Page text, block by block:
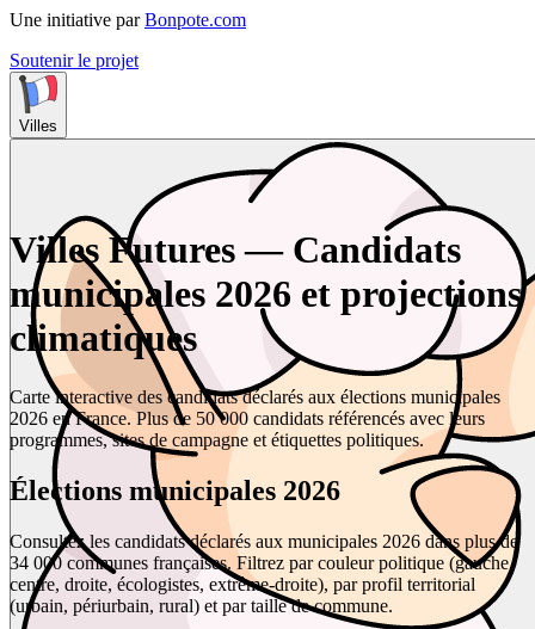
Une initiative par Bonpote.com
Soutenir le projet
Villes
Villes Futures — Candidats
municipales 2026 et projections
climatiques
Carte interactive des candidats déclarés aux élections municipales
2026 en France. Plus de 50 000 candidats référencés avec leurs
programmes, sites de campagne et étiquettes politiques.
Élections municipales 2026
Consultez les candidats déclarés aux municipales 2026 dans plus de
34 000 communes françaises. Filtrez par couleur politique (gauche,
centre, droite, écologistes, extrême-droite), par profil territorial
(urbain, périurbain, rural) et par taille de commune.